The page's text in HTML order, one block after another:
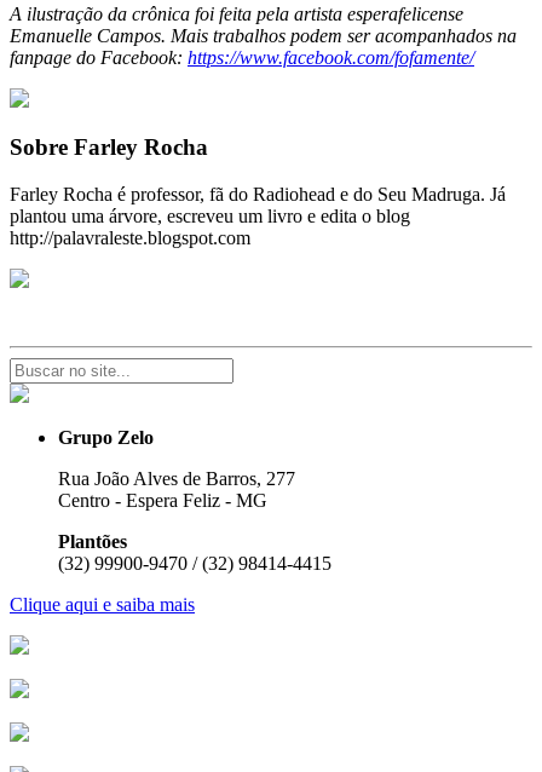
A ilustração da crônica foi feita pela artista esperafelicense
Emanuelle Campos. Mais trabalhos podem ser acompanhados na
fanpage do Facebook: https://www.facebook.com/fofamente/
Sobre Farley Rocha
Farley Rocha é professor, fã do Radiohead e do Seu Madruga. Já
plantou uma árvore, escreveu um livro e edita o blog
http://palavraleste.blogspot.com
Grupo Zelo
Rua João Alves de Barros, 277
Centro - Espera Feliz - MG
Plantões
(32) 99900-9470 / (32) 98414-4415
Clique aqui e saiba mais